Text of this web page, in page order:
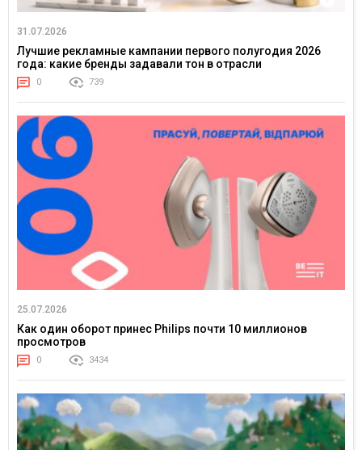
31.07.2026
Лучшие рекламные кампании первого полугодия 2026
года: какие бренды задавали тон в отрасли
0 739
25.07.2026
Как один оборот принес Philips почти 10 миллионов
просмотров
0 3434